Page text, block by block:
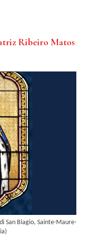
Ribeiro Matos
San Biagio, Sainte-Maure-